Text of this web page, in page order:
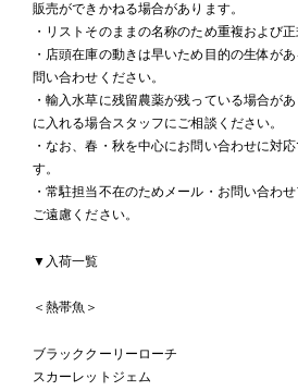
販売ができかねる場合があります。
・リストそのままの名称のため重複および
・店頭在庫の動きは早いため目的の生体が
問い合わせください。
・輸入水草に残留農薬が残っている場合が
に入れる場合スタッフにご相談ください。
・なお、春・秋を中心にお問い合わせに対
す。
・常駐担当不在のためメール・お問い合わ
ご遠慮ください。
▼入荷一覧
＜熱帯魚＞
ブラッククーリーローチ
スカーレットジェム